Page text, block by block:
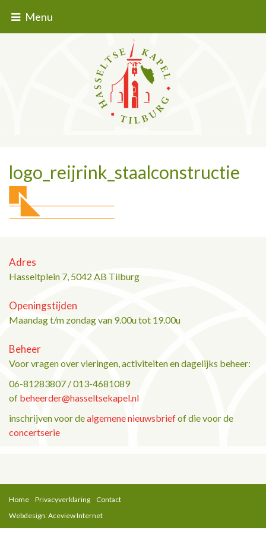
Menu
logo_reijrink_staalconstructie
Adres
Hasseltplein 7, 5042 AB Tilburg
Openingstijden
Maandag t/m zondag van 9.00u tot 19.00u
Beheer
Voor vragen over vieringen, activiteiten en dagelijks beheer:
06-81283807 / 013-4681089
of beheerder@hasseltsekapel.nl
inschrijven voor dealgemene nieuwsbriefof die voor de
concertserie
Home Privacyverklaring
Contact
Webdesign: Aceview Internet